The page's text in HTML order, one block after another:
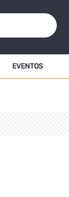
EVENTOS